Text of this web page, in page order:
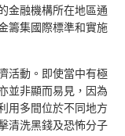
金融機構所在地區通
籌集國際標準和實施
活動。即使當中有極
並非顯而易見，因為
用多間位於不同地方
清洗黑錢及恐怖分子